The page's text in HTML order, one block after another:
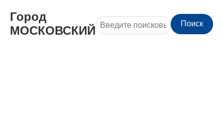
Город
МОСКОВСКИЙ
Поиск